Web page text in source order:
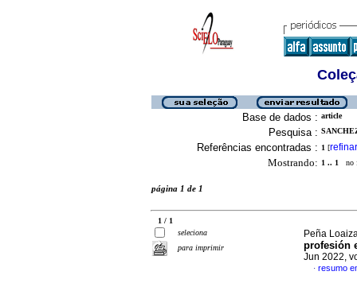
Base de dados : article
Pesquisa :
Referências encontradas : 1 [refinar
Mostrando: 1 .. 1 no
página 1 de 1
1 / 1
seleciona
para imprimir
Peña
profesión
Jun 2022,
· resumo